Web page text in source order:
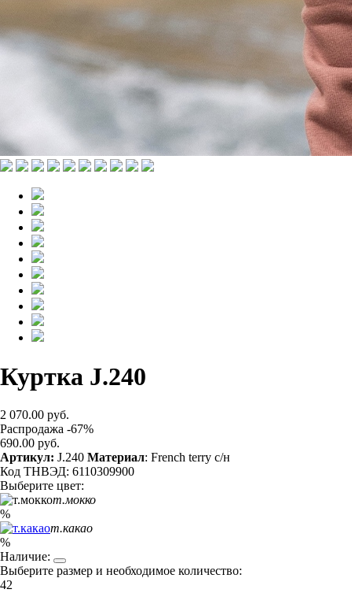
Куртка J.240
2 070.00 руб.
Распродажа -67%
690.00 руб.
Артикул: J.240 Материал: French terry с/н
Код ТНВЭД: 6110309900
Выберите цвет:
т.мокко
%
т.какао
%
Наличие:
Выберите размер и необходимое количество:
42